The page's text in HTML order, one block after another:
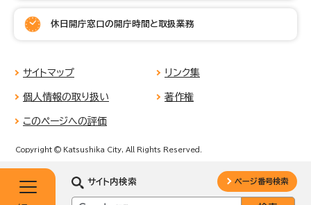
サイト内検索 ページ番号検索
休日開庁窓口の開庁時間と取扱業務
サイトマップ リンク集
個人情報の取り扱い 著作権
このページへの評価
Copyright © Katsushika City, All Rights Reserved.